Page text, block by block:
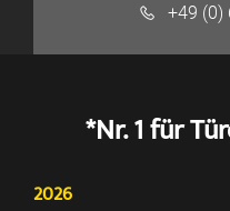
+49 (0)
*Nr. 1 für
2026